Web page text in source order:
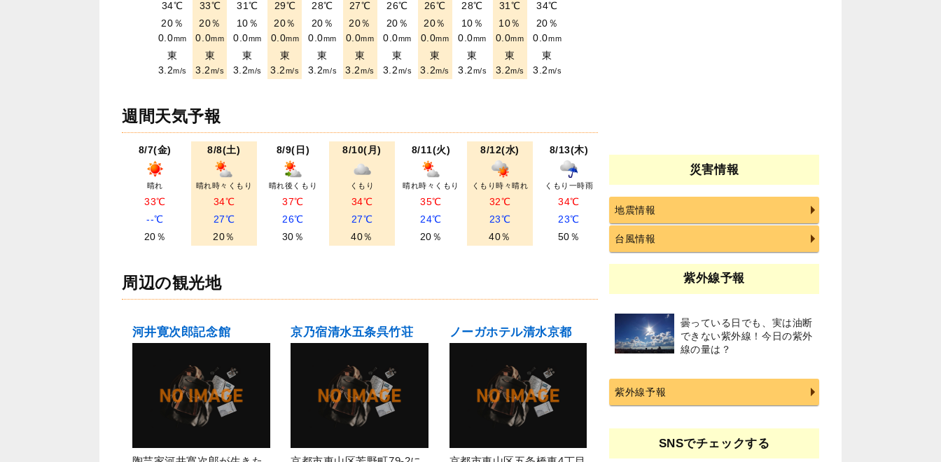
34℃
20％
0.0mm
東
3.2m/s
33℃
20％
0.0mm
東
3.2m/s
31℃
10％
0.0mm
東
3.2m/s
29℃
20％
0.0mm
東
3.2m/s
28℃
20％
0.0mm
東
3.2m/s
27℃
20％
0.0mm
東
3.2m/s
26℃
20％
0.0mm
東
3.2m/s
26℃
20％
0.0mm
東
3.2m/s
28℃
10％
0.0mm
東
3.2m/s
31℃
10％
0.0mm
東
3.2m/s
34℃
20％
0.0mm
東
3.2m/s
週間天気予報
8/7(金)
晴れ
33℃
--℃
20％
8/8(土)
晴れ時々くもり
34℃
27℃
20％
8/9(日)
晴れ後くもり
37℃
26℃
30％
8/10(月)
くもり
34℃
27℃
40％
8/11(火)
晴れ時々くもり
35℃
24℃
20％
8/12(水)
くもり時々晴れ
32℃
23℃
40％
8/13(木)
くもり一時雨
34℃
23℃
50％
周辺の観光地
河井寛次郎記念館 京乃宿清水五条呉竹荘 ノーガホテル清水京都
災害情報
地震情報
台風情報
紫外線予報
曇っている日でも、実は油断
できない紫外線！今日の紫外
線の量は？
紫外線予報
SNSでチェックする